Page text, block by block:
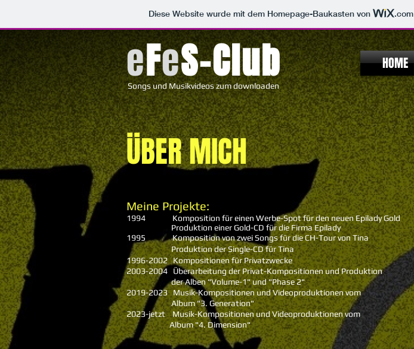
Diese Website wurde mit dem Homepage-Baukasten von .com
HOME
Songs und Musikvideos zum downloaden
eFeS-Club
ÜBER MICH
Meine Projekte:
1994 Komposition für einen Werbe-Spot für den neuen Epilady Gold
Produktion einer Gold-CD für die Firma Epilady
1995 Komposition von zwei Songs für die CH-Tour von Tina
Produktion der Single-CD für Tina
1996-2002 Kompositionen für Privatzwecke
2003-2004 Überarbeitung der Privat-Kompositionen und Produktion
der Alben "Volume-1" und "Phase 2"
2019-2023 Musik-Kompositionen und Videoproduktionen vom
Album "3. Generation"
2023-jetzt Musik-Kompositionen und Videoproduktionen vom
Album "4. Dimension"